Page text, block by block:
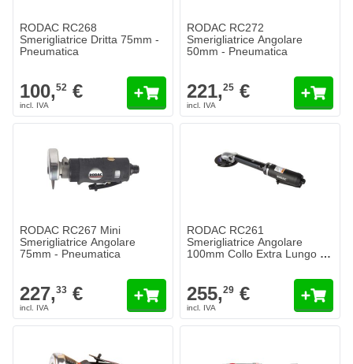
RODAC RC268
Smerigliatrice Dritta 75mm -
Pneumatica
100,52 €
RODAC RC272
Smerigliatrice Angolare
50mm - Pneumatica
221,25 €
RODAC RC267 Mini
Smerigliatrice Angolare
75mm - Pneumatica
227,33 €
RODAC RC261
Smerigliatrice Angolare
100mm Collo Extra Lungo -
255,29 €